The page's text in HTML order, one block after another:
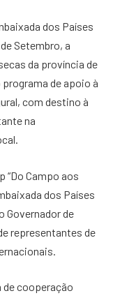
dos Países
Setembro, a
da província de
de apoio à
com destino à
na
“Do Campo aos
dos Países
Governador de
representantes de
cooperação